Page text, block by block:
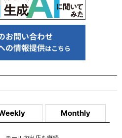
Monthly